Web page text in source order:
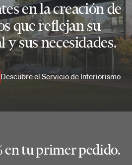
en la creación de
que reflejan su
sus necesidades.
Descubre el Servicio de Interiorismo
en tu primer pedido.